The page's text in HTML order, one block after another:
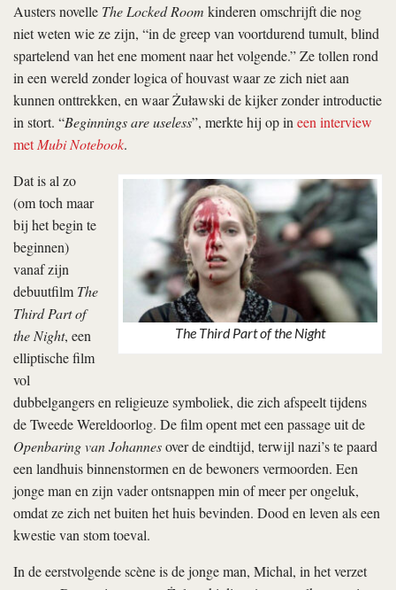
Austers novelle The Locked Room kinderen omschrijft die nog
niet weten wie ze zijn, “in de greep van voortdurend tumult, blind
spartelend van het ene moment naar het volgende.” Ze tollen rond
in een wereld zonder logica of houvast waar ze zich niet aan
kunnen onttrekken, en waar Żuławski de kijker zonder introductie
in stort. “Beginnings are useless”, merkte hij op ineen interview
metMubi Notebook.
The Third Part of the Night
Dat is al zo
(om toch maar
bij het begin te
beginnen)
vanaf zijn
debuutfilm The
Third Part of
the Night, een
elliptische film
vol
dubbelgangers en religieuze symboliek, die zich afspeelt tijdens
de Tweede Wereldoorlog. De film opent met een passage uit de
Openbaring van Johannesover de eindtijd, terwijl nazi’s te paard
een landhuis binnenstormen en de bewoners vermoorden. Een
jonge man en zijn vader ontsnappen min of meer per ongeluk,
omdat ze zich net buiten het huis bevinden. Dood en leven als een
kwestie van stom toeval.
In de eerstvolgende scène is de jonge man, Michal, in het verzet